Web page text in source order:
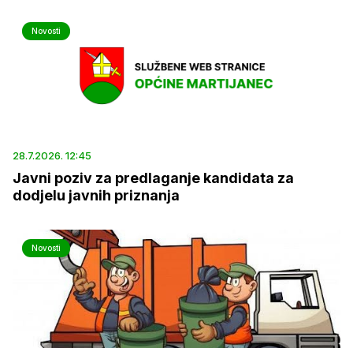
Novosti
28.7.2026. 12:45
Javni poziv za predlaganje kandidata za
dodjelu javnih priznanja
Novosti